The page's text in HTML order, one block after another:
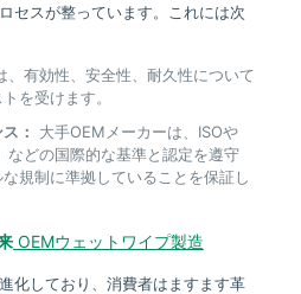
セスが整っています。これには次
、有効性、安全性、耐久性について
を受けます。
：
大手OEMメーカーは、ISOや
などの国際的な基準と認定を遵守
規制に準拠していることを保証し
OEMウェットワイプ製造
化しており、消費者はますます革